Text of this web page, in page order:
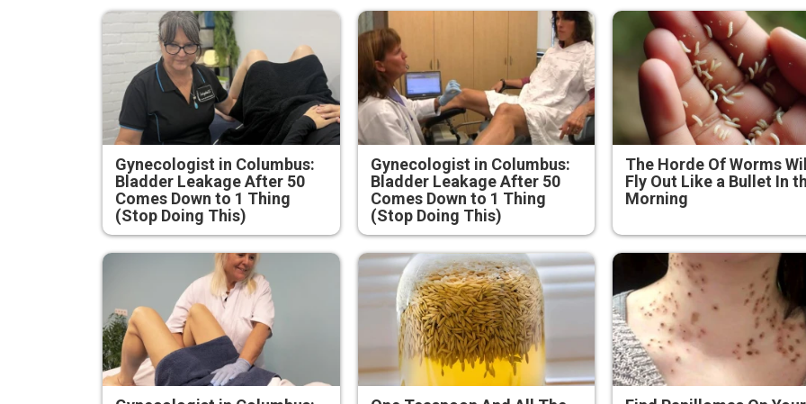
Gynecologist in Columbus:
Bladder Leakage After 50
Comes Down to 1 Thing
(Stop Doing This)
Gynecologist in Columbus:
Bladder Leakage After 50
Comes Down to 1 Thing
(Stop Doing This)
The Horde Of Worms
Fly Out Like a Bullet In
Morning